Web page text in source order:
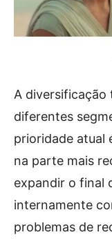
A diversificação
diferentes
prioridade atual
na parte mais
expandir o final
internamente
problemas de